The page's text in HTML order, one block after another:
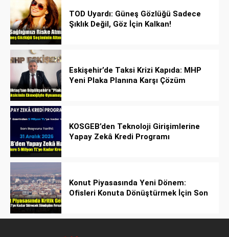
TOD Uyardı: Güneş Gözlüğü Sadece
Şıklık Değil, Göz İçin Kalkan!
Eskişehir’de Taksi Krizi Kapıda: MHP
Yeni Plaka Planına Karşı Çözüm
KOSGEB’den Teknoloji Girişimlerine
Yapay Zekâ Kredi Programı
Konut Piyasasında Yeni Dönem:
Ofisleri Konuta Dönüştürmek İçin Son